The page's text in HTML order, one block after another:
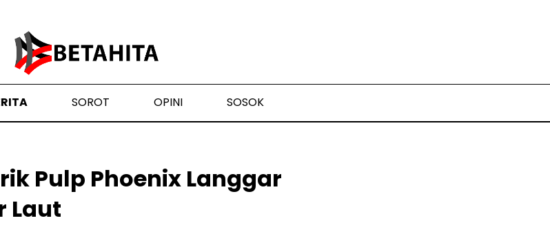
SOROT OPINI SOSOK
Pulp Phoenix Langgar
Laut